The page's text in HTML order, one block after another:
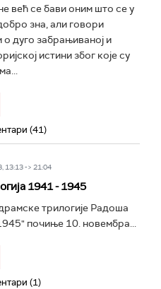
већ се бави оним што се у
зна, али говори
дуго забрањиваној и
истини због које су
(41)
13:13 -> 21:04
1941 - 1945
трилогије Радоша
почиње 10. новембра...
(1)